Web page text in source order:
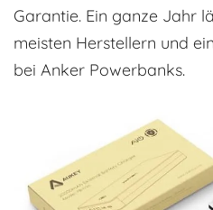
Garantie. Ein ganze Jahr
meisten Herstellern und
bei Anker Powerbanks.